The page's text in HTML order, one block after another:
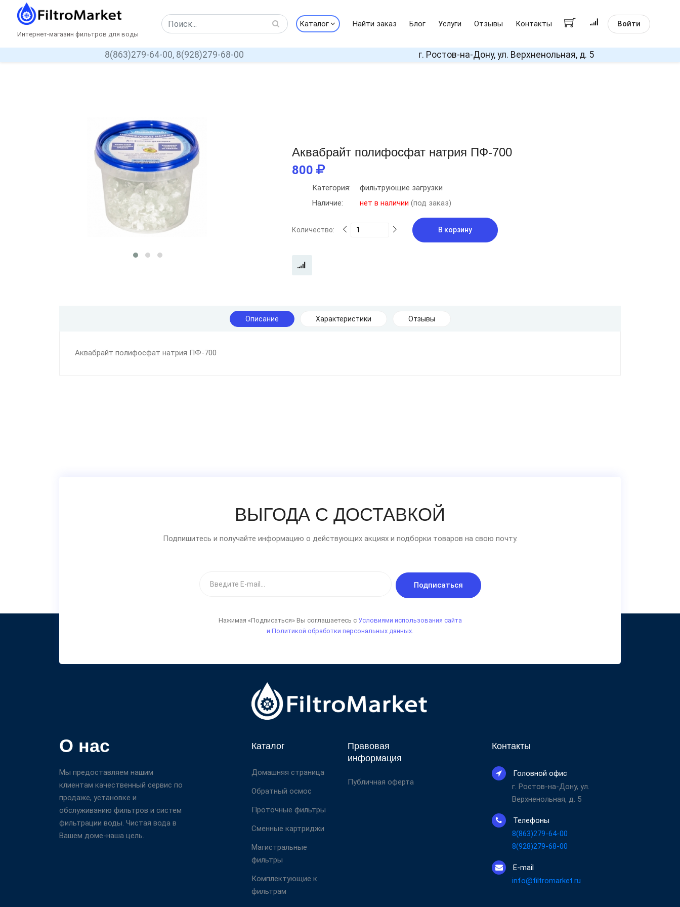
Интернет-магазин фильтров для воды
Каталог Найти заказ Блог Услуги Отзывы Контакты Войти
8(863)279-64-00, 8(928)279-68-00 г. Ростов-на-Дону, ул. Верхненольная, д. 5
Аквабрайт полифосфат натрия ПФ-700
800
Категория:
фильтрующие загрузки
Наличие:
нет в наличии (под заказ)
Количество: В корзину
Описание Характеристики Отзывы
Аквабрайт полифосфат натрия ПФ-700
ВЫГОДА С ДОСТАВКОЙ
Подпишитесь и получайте информацию о действующих акциях и подборки товаров на свою почту.
Подписаться
Нажимая «Подписаться» Вы соглашаетесь с Условиями использования сайта
и Политикой обработки персональных данных.
О нас
Мы предоставляем нашим
клиентам качественный сервис по
продаже, установке и
обслуживанию фильтров и систем
фильтрации воды. Чистая вода в
Вашем доме-наша цель.
Каталог
Домашняя страница
Обратный осмос
Проточные фильтры
Сменные картриджи
Магистральные
фильтры
Комплектующие к
фильтрам
Правовая
информация
Публичная оферта
Контакты
Головной офис
г. Ростов-на-Дону, ул.
Верхненольная, д. 5
Телефоны
8(863)279-64-00
8(928)279-68-00
E-mail
info@filtromarket.ru